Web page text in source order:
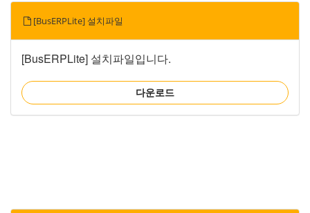
[BusERPLite] 설치파일
[BusERPLite] 설치파일입니다.
다운로드